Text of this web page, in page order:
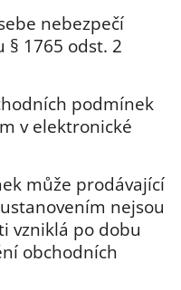
nebezpečí
§ 1765 odst. 2
podmínek
v elektronické
může prodávající
nejsou
vzniklá po dobu
obchodních